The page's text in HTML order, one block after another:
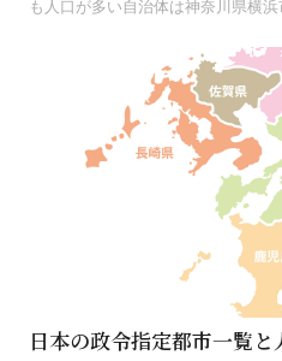
も人口が多い自治体は神奈川県横
日本の政令指定都市一覧